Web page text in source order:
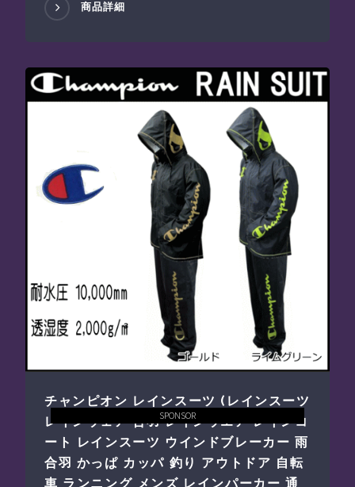
商品詳細
チャンピオン レインスーツ (レインスーツ
レインウェア 合羽 レインウエア レインコ
ート レインスーツ ウインドブレーカー 雨
合羽 かっぱ カッパ 釣り アウトドア 自転
車 ランニング メンズ レインパーカー 通
SPONSOR